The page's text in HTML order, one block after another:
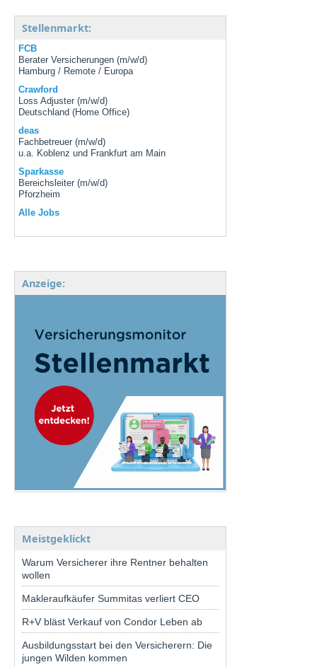
Stellenmarkt:
FCB
Berater Versicherungen (m/w/d)
Hamburg / Remote / Europa
Crawford
Loss Adjuster (m/w/d)
Deutschland (Home Office)
deas
Fachbetreuer (m/w/d)
u.a. Koblenz und Frankfurt am Main
Sparkasse
Bereichsleiter (m/w/d)
Pforzheim
Alle Jobs
Anzeige:
Meistgeklickt
Warum Versicherer ihre Rentner behalten
wollen
Makleraufkäufer Summitas verliert CEO
R+V bläst Verkauf von Condor Leben ab
Ausbildungsstart bei den Versicherern: Die
jungen Wilden kommen